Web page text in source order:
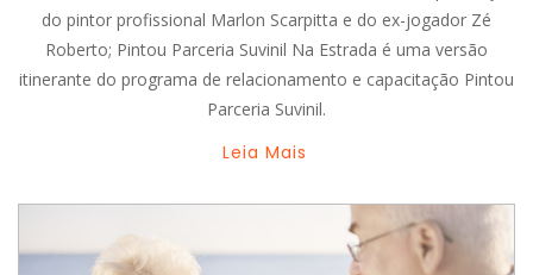
do pintor profissional Marlon Scarpitta e do ex-jogador Zé
Roberto; Pintou Parceria Suvinil Na Estrada é uma versão
itinerante do programa de relacionamento e capacitação Pintou
Parceria Suvinil.
Leia Mais